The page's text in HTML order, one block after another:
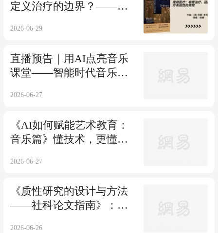
定义治疗的边界？——
延续生命与医疗有效性的
2026-06-29
直播预告｜用AI点亮音乐
课堂——智能时代音乐教
2026-06-27
《AI如何赋能艺术教育：
音乐篇》懂技术，更懂课
实战指南
2026-06-27
《质性研究的设计与方法
——社科论文指南》：破
2026-06-26